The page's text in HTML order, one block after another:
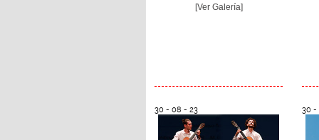
[Ver Galería]
30 - 08 - 23 30 -